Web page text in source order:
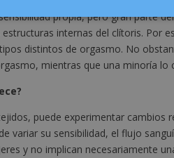
propia, pero gran parte
internas del clítoris. Por
distintos de orgasmo. No
mientras que una minoría
puede experimentar cambios
variar su sensibilidad, el flujo
y no implican necesariamente